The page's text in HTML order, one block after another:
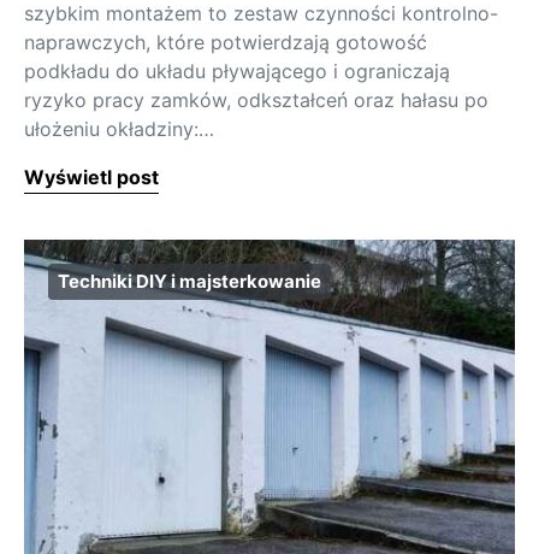
szybkim montażem to zestaw czynności kontrolno-
naprawczych, które potwierdzają gotowość
podkładu do układu pływającego i ograniczają
ryzyko pracy zamków, odkształceń oraz hałasu po
ułożeniu okładziny:…
Wyświetl post
Techniki DIY i majsterkowanie